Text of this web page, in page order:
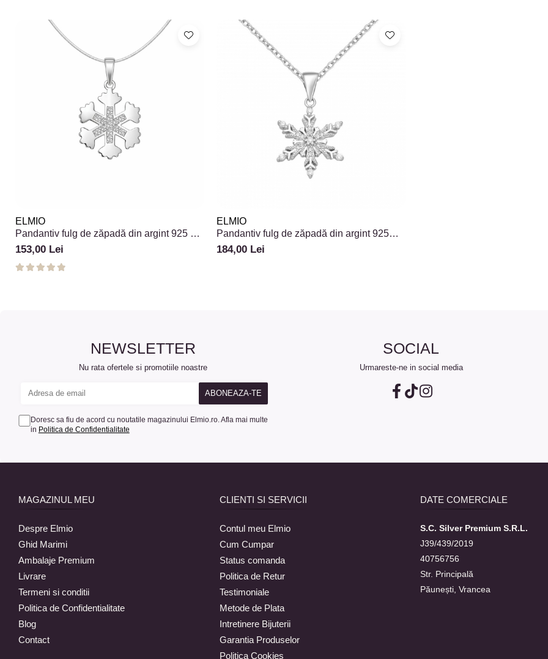
ELMIO
Pandantiv fulg de zăpadă din argint 925 cu
pietre
153,00 Lei
ELMIO
Pandantiv fulg de zăpadă din argint 925
Snowflake
184,00 Lei
NEWSLETTER
Nu rata ofertele si promotiile noastre
Doresc sa fiu de acord cu noutatile magazinului Elmio.ro. Afla mai multe
in Politica de Confidentialitate
SOCIAL
Urmareste-ne in social media
MAGAZINUL MEU
Despre Elmio
Ghid Marimi
Ambalaje Premium
Livrare
Termeni si conditii
Politica de Confidentialitate
Blog
Contact
CLIENTI SI SERVICII
Contul meu Elmio
Cum Cumpar
Status comanda
Politica de Retur
Testimoniale
Metode de Plata
Intretinere Bijuterii
Garantia Produselor
Politica Cookies
DATE COMERCIALE
S.C. Silver Premium S.R.L.
J39/439/2019
40756756
Str. Principală
Păunești, Vrancea